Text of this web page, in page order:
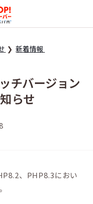
ロリポップ！レンタル
新着情報
チバージョン
らせ
、PHP8.3におい